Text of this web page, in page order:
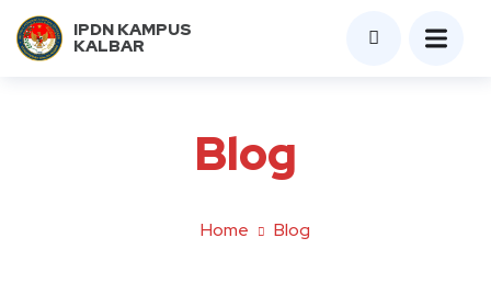
IPDN KAMPUS
KALBAR
Blog
Home Blog